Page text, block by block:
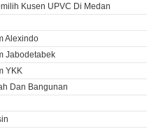
Kusen UPVC Di Medan
Alexindo
Jabodetabek
YKK
Dan Bangunan